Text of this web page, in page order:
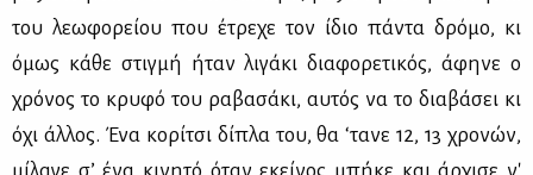
του λε­ω­φο­ρεί­ου που έτρε­χε τον ίδιο πά­ντα δρό­μο, κι
όμως κά­θε στιγ­μή ήταν λι­γά­κι δια­φο­ρε­τι­κός, άφη­νε ο
χρό­νος το κρυ­φό του ρα­βα­σά­κι, αυ­τός να το δια­βά­σει κι
όχι άλ­λος. Ένα κο­ρί­τσι δί­πλα του, θα ‘τα­νε 12, 13 χρο­νών,